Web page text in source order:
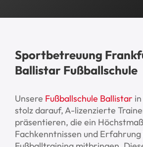
Sportbetreuung
Ballistar Fußballschule
Unsere Fußballschule Ballistar
stolz darauf, A-lizenzierte
präsentieren, die ein
Fachkenntnissen und Erfahrung